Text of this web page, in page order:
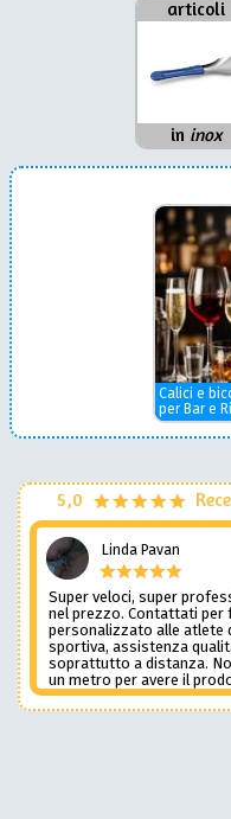
articoli
in inox
Calici e
per Bar e
5,0
Linda Pavan
Super veloci, super
nel prezzo. Contattati per
personalizzato alle atlete
sportiva, assistenza
soprattutto a distanza.
un metro per avere il
Una assistenza del
preziosa. Credo li